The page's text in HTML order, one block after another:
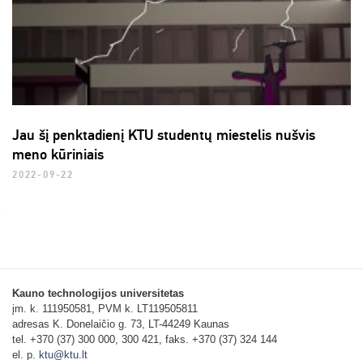
Jau šį penktadienį KTU studentų miestelis nušvis
meno kūriniais
2022-09-22
Kauno technologijos universitetas
įm. k. 111950581, PVM k. LT119505811
adresas K. Donelaičio g. 73, LT-44249 Kaunas
tel. +370 (37) 300 000, 300 421, faks. +370 (37) 324 144
el. p.
ktu@ktu.lt